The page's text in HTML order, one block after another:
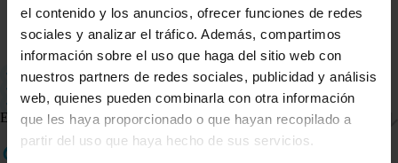
el contenido y los anuncios, ofrecer funciones de redes
sociales y analizar el tráfico. Además, compartimos
información sobre el uso que haga del sitio web con
nuestros partners de redes sociales, publicidad y análisis
web, quienes pueden combinarla con otra información
que les haya proporcionado o que hayan recopilado a
partir del uso que haya hecho de sus servicios.
Hay existencias
Añadir al carrito
Compatible con el Spotter GPS Watch
Tamaño pequeño: la correa mide 17 centímetros (reloj 4,5 cm)
Fácil de ajustar
Envío y devoluciones